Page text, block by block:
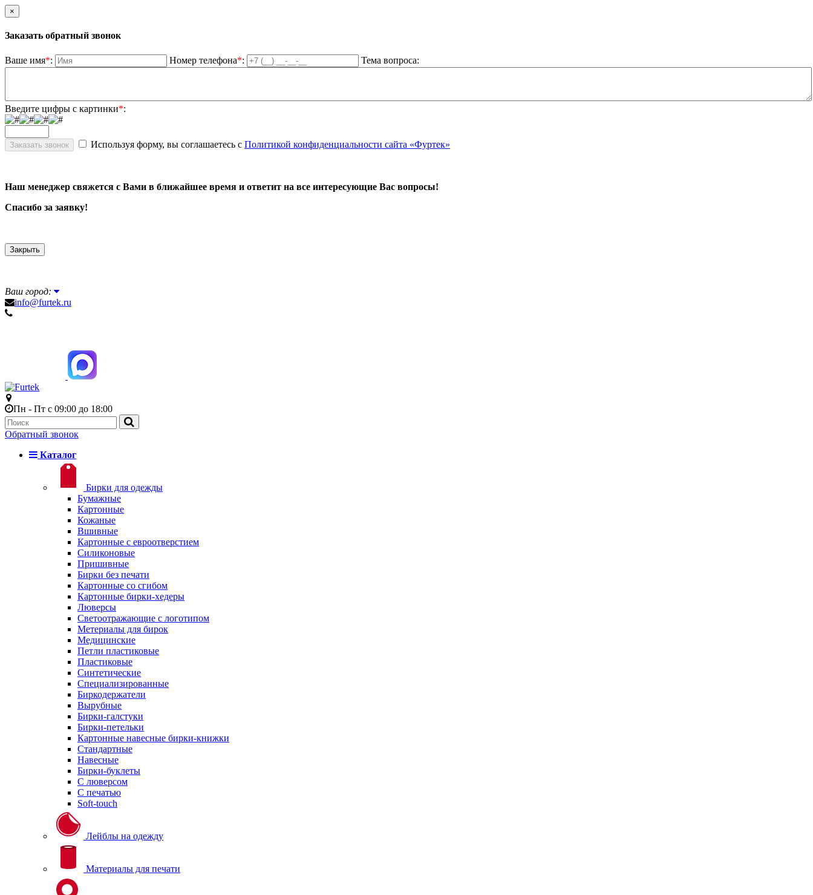
×
Заказать обратный звонок
Ваше имя*: Номер телефона*: Тема вопроса:
Введите цифры с картинки*:
Используя форму, вы соглашаетесь с Политикой конфиденциальности сайта «Фуртек»
Наш менеджер свяжется с Вами в ближайшее время и ответит на все интересующие Вас вопросы!
Спасибо за заявку!
Закрыть
Ваш город:
info@furtek.ru
Пн - Пт с 09:00 до 18:00
Обратный звонок
Каталог
Бирки для одежды
Бумажные
Картонные
Кожаные
Вшивные
Картонные с евроотверстием
Силиконовые
Пришивные
Бирки без печати
Картонные со сгибом
Картонные бирки-хедеры
Люверсы
Светоотражающие с логотипом
Метериалы для бирок
Медицинские
Петли пластиковые
Пластиковые
Синтетические
Специализированные
Биркодержатели
Вырубные
Бирки-галстуки
Бирки-петельки
Картонные навесные бирки-книжки
Стандартные
Навесные
Бирки-буклеты
С люверсом
С печатью
Soft-touch
Лейблы на одежду
Материалы для печати